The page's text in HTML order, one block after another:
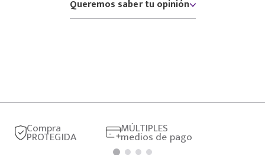
Queremos saber tu opinión
Compra
PROTEGIDA
MÚLTIPLES
medios de pago